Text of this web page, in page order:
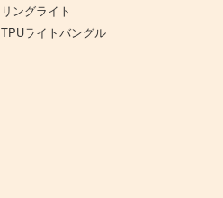
リングライト
TPUライトバングル